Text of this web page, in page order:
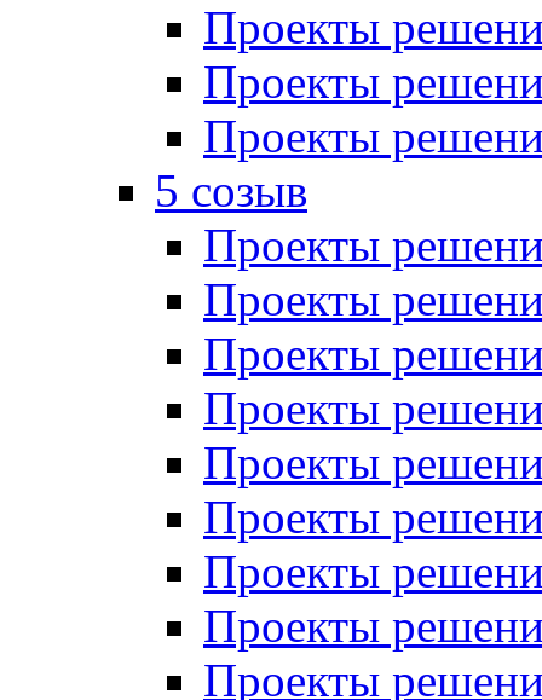
Проекты
Проекты
Проекты
5 созыв
Проекты
Проекты
Проекты
Проекты
Проекты
Проекты
Проекты
Проекты
Проекты